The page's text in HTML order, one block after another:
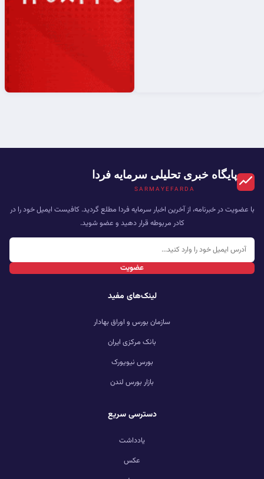
پایگاه خبری تحلیلی سرمایه فردا
SARMAYEFARDA
با عضویت در خبرنامه، از آخرین اخبار سرمایه فردا مطلع گردید. کافیست ایمیل خود را در
کادر مربوطه قرار دهید و عضو شوید.
عضویت
لینک‌های مفید
سازمان بورس و اوراق بهادار
بانک مرکزی ایران
بورس نیویورک
بازار بورس لندن
دسترسی سریع
یادداشت
عکس